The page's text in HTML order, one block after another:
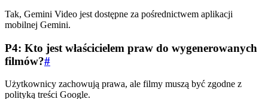
Tak, Gemini Video jest dostępne za pośrednictwem aplikacji
mobilnej Gemini.
P4: Kto jest właścicielem praw do wygenerowanych
filmów?#
Użytkownicy zachowują prawa, ale filmy muszą być zgodne z
polityką treści Google.